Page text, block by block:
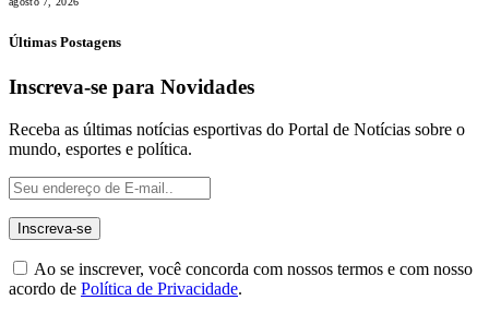
Últimas Postagens
Inscreva-se para Novidades
Receba as últimas notícias esportivas do Portal de Notícias sobre o
mundo, esportes e política.
Ao se inscrever, você concorda com nossos termos e com nosso
acordo de Política de Privacidade.